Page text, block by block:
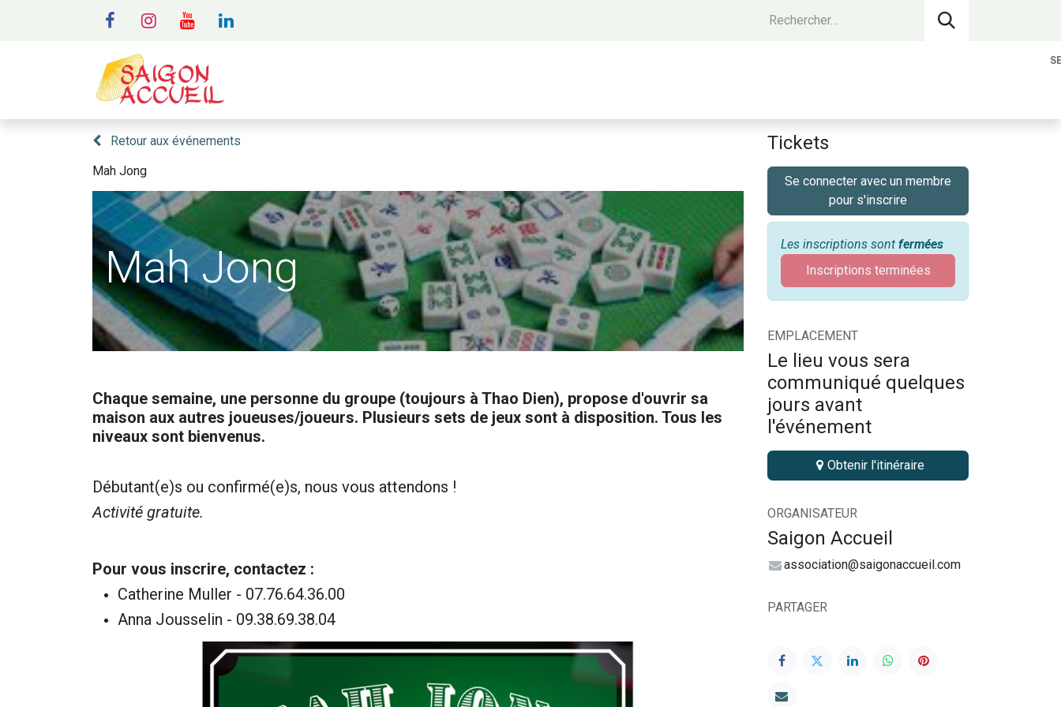
Retour aux événements
Mah Jong
Mah Jong
Chaque semaine, une personne du groupe (toujours à Thao Dien), propose d'ouvrir sa
maison aux autres joueuses/joueurs. Plusieurs sets de jeux sont à disposition. Tous les
niveaux sont bienvenus.
Débutant(e)s ou confirmé(e)s, nous vous attendons !
Activité gratuite.
Pour vous inscrire, contactez :
Catherine Muller - 07.76.64.36.00
Anna Jousselin - 09.38.69.38.04
Tickets
Se connecter avec un membre
pour s'inscrire
Les inscriptions sont fermées
Inscriptions terminées
EMPLACEMENT
Le lieu vous sera
communiqué quelques
jours avant
l'événement
Obtenir l'itinéraire
ORGANISATEUR
Saigon Accueil
association@saigonaccueil.com
PARTAGER